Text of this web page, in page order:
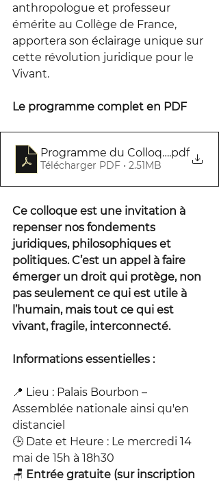
anthropologue et professeur
émérite au Collège de France,
apportera son éclairage unique sur
cette révolution juridique pour le
Vivant.
Le programme complet en PDF
Programme du Colloque du 14
.pdf
Télécharger PDF • 2.51MB
Ce colloque est une invitation à
repenser nos fondements
juridiques, philosophiques et
politiques. C’est un appel à faire
émerger un droit qui protège, non
pas seulement ce qui est utile à
l’humain, mais tout ce qui est
vivant, fragile, interconnecté.
Informations essentielles :
📍 Lieu : Palais Bourbon –
Assemblée nationale ainsi qu'en
distanciel
🕒 Date et Heure : Le mercredi 14
mai de 15h à 18h30
🪑 Entrée gratuite (sur inscription